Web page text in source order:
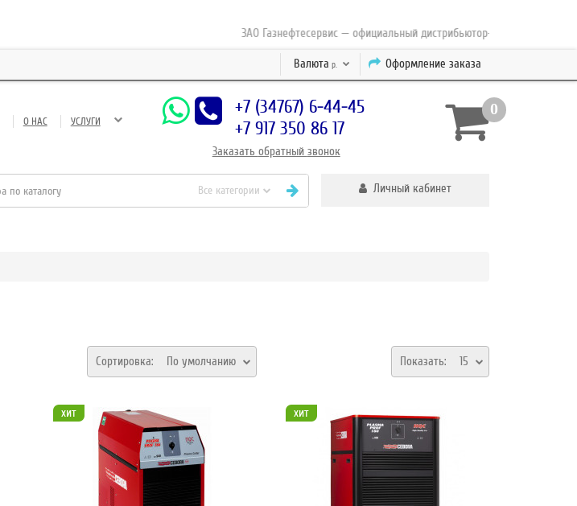
ЗАО Газнефтесервис — официальный дистрибьютор-партнер концерна ESAB
Оформление заказа
Валюта р.
О НАС УСЛУГИ
+7 (34767) 6-44-45
+7 917 350 86 17
Заказать обратный звонок
0
Все категории Личный кабинет
Показать: 15
Сортировка: По умолчанию
хит хит